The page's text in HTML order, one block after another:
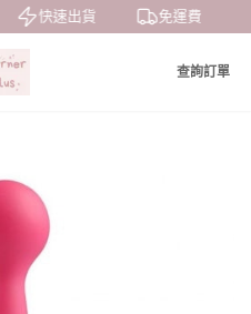
快速出貨 免運費
查詢訂單